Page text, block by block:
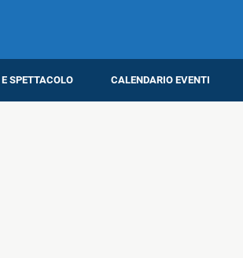
SPETTACOLO CALENDARIO EVENTI